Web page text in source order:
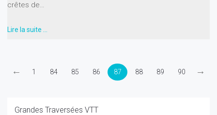
crêtes de…
Lire la suite …
← 1 84 85 86 87 88 89 90 →
Grandes Traversées VTT